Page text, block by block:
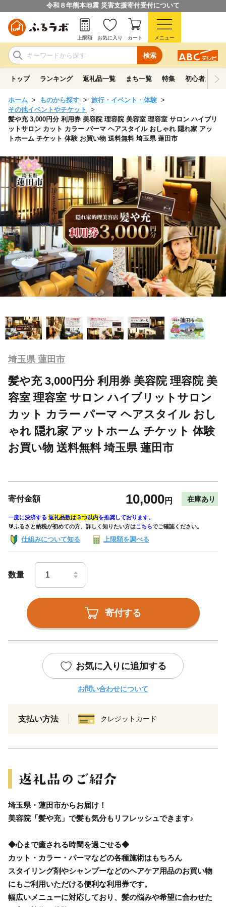
令和８年熊本地震 災害支援寄付受付について
検索
上限額 お気に入り カート メニュー
トップ ランキング 返礼品一覧 まち一覧 特集 初心者ガイド
ホーム ものから探す
旅行・イベント・体験
その他イベントやチケット
髪や充 3,000円分 利用券 美容院 理容院 美容室 理容室 サロン ハイブリ
ットサロン カット カラー パーマ ヘアスタイル おしゃれ 隠れ家 アッ
トホーム チケット 体験 お買い物 送料無料 埼玉県 蓮田市
埼玉県 蓮田市
髪や充 3,000円分 利用券 美容院 理容院 美
容室 理容室 サロン ハイブリットサロン
カット カラー パーマ ヘアスタイル おし
ゃれ 隠れ家 アットホーム チケット 体験
お買い物 送料無料 埼玉県 蓮田市
寄付金額 10,000円 在庫あり
一度に決済する 返礼品数は３つ以内を推奨しております。
🔰ふるさと納税が初めての方、詳しく知りたい方はこちらでご確認ください。
仕組みについて知る 上限額を調べる
数量
寄付する
お気に入りに追加する
お問い合わせについて
支払い方法 クレジットカード
埼玉県・蓮田市からお届け！
美容院「髪や充」で髪も気分もリフレッシュできます♪
◆心まで癒される時間を過ごせる◆
カット・カラー・パーマなどの各種施術はもちろん
スタイリング剤やシャンプーなどのヘアケア用品のお買い物
にもご利用いただける便利な利用券です。
幅広いメニューに対応しており、髪の悩みや希望に合わせた